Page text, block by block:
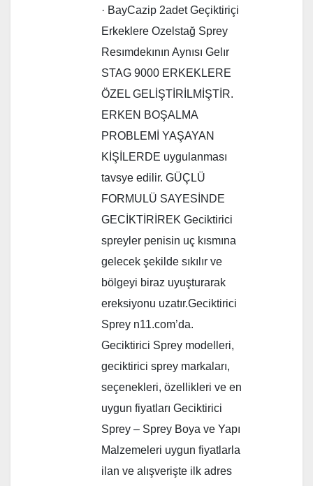
· BayCazip 2adet Geçiktiriçi
Erkeklere Ozelstağ Sprey
Resımdekının Aynısı Gelır
STAG 9000 ERKEKLERE
ÖZEL GELİŞTİRİLMİŞTİR.
ERKEN BOŞALMA
PROBLEMİ YAŞAYAN
KİŞİLERDE uygulanması
tavsye edilir. GÜÇLÜ
FORMULÜ SAYESİNDE
GECİKTİRİREK Geciktirici
spreyler penisin uç kısmına
gelecek şekilde sıkılır ve
bölgeyi biraz uyuşturarak
ereksiyonu uzatır.Geciktirici
Sprey n11.com’da.
Geciktirici Sprey modelleri,
geciktirici sprey markaları,
seçenekleri, özellikleri ve en
uygun fiyatları Geciktirici
Sprey – Sprey Boya ve Yapı
Malzemeleri uygun fiyatlarla
ilan ve alışverişte ilk adres